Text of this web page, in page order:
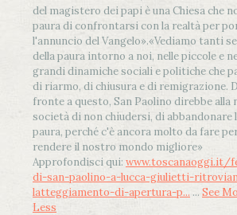
del magistero dei papi è una Chiesa che
paura di confrontarsi con la realtà per
l'annuncio del Vangelo».«Vediamo tanti
della paura intorno a noi, nelle piccole e
grandi dinamiche sociali e politiche che
di riarmo, di chiusura e di remigrazione.
fronte a questo, San Paolino direbbe alla
società di non chiudersi, di abbandonare
paura, perché c'è ancora molto da fare
rendere il nostro mondo migliore»
Approfondisci qui: www.toscanaoggi.it/
di-san-paolino-a-lucca-giulietti-
latteggiamento-di-apertura-p... ... See
Less